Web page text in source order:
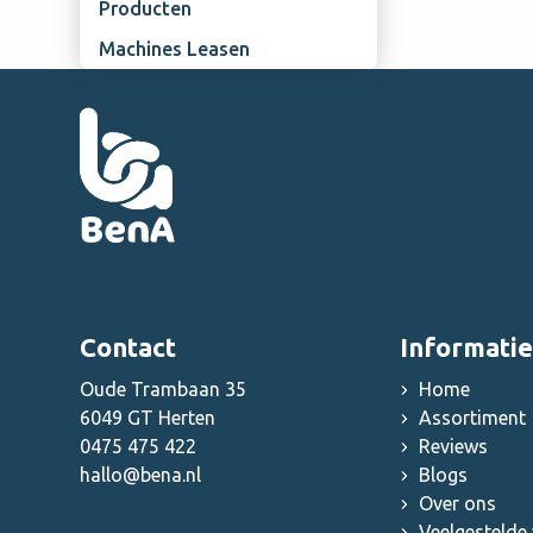
Rational reinigingstabletten
Aluminium- en RVS-reiniger
Producten
Machines Leasen
Contact
Oude Trambaan 35
6049 GT Herten
0475 475 422
hallo@bena.nl
Informatie
Home
Assortiment
Reviews
Blogs
Over ons